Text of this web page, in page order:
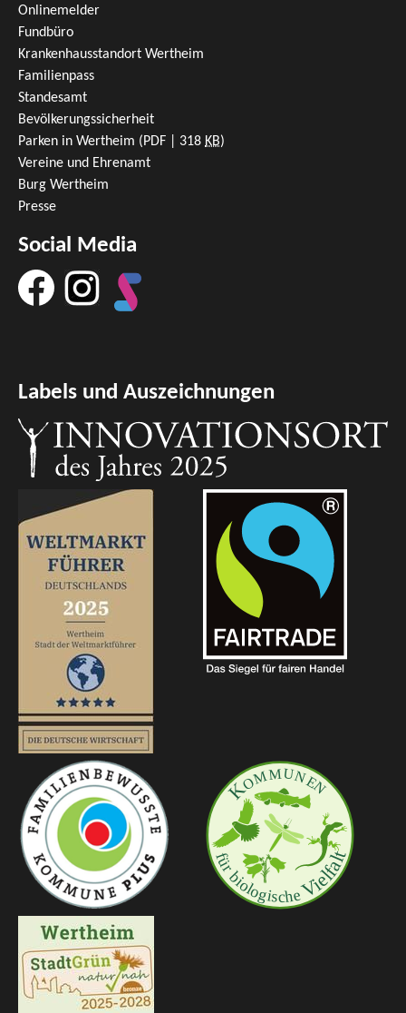
Onlinemelder
Fundbüro
Krankenhausstandort Wertheim
Familienpass
Standesamt
Bevölkerungssicherheit
Parken in Wertheim (PDF | 318 KB)
Vereine und Ehrenamt
Burg Wertheim
Presse
Social Media
Labels und Auszeichnungen